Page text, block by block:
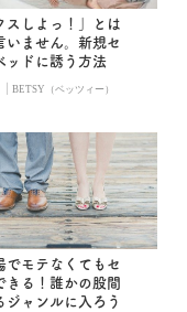
スしよっ！」とは
いません。新規セ
ッドに誘う方法
| BETSY（ベッツィー）
でモテなくてもセ
きる！誰かの股間
ジャンルに入ろう